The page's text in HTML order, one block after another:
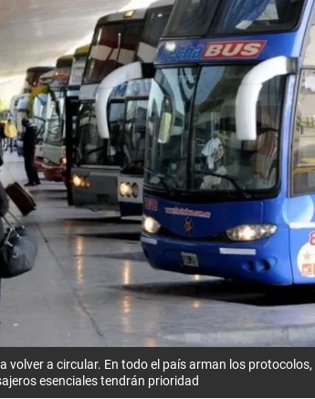
volver a circular. En todo el país arman los
esenciales tendrán prioridad